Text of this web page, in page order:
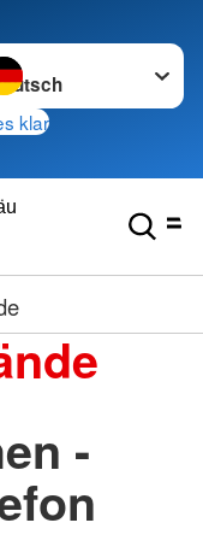
wechseln zu
klar
-